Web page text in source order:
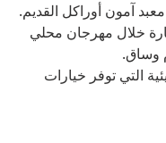
آمون أوراكل القديم.
خلال مهرجان محلي
وساق.
التي توفر خيارات